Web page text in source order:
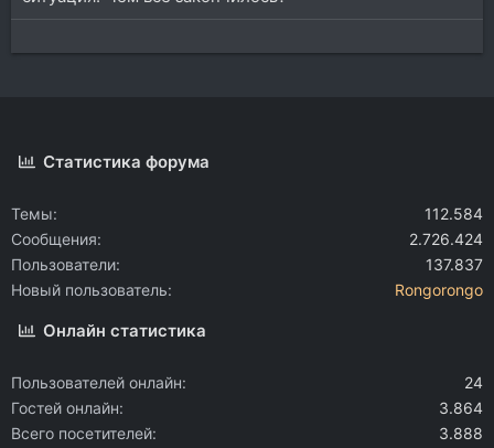
Статистика форума
Темы
112.584
Сообщения
2.726.424
Пользователи
137.837
Новый пользователь
Rongorongo
Онлайн статистика
Пользователей онлайн
24
Гостей онлайн
3.864
Всего посетителей
3.888